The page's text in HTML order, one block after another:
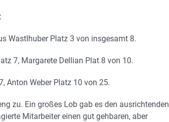
Wastlhuber Platz 3 von insgesamt 8.
7, Margarete Dellian Plat 8 von 10.
Anton Weber Platz 10 von 25.
zu. Ein großes Lob gab es den ausrichtenden
Mitarbeiter einen gut gehbaren, aber